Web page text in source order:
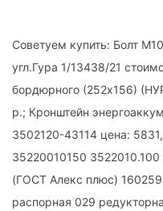
Советуем купить: Болт
угл.Гура 1/13438/21
бордюрного (252х156)
р.; Кронштейн
3502120-43114 цена:
35220010150
(ГОСТ Алекс плюс)
распорная 029